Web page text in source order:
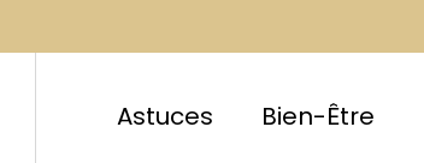
Astuces Bien-Être